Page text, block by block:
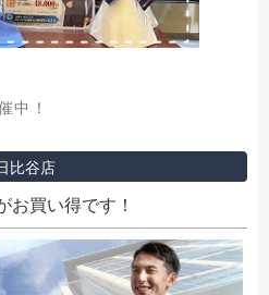
中！
比谷店
お買い得です！